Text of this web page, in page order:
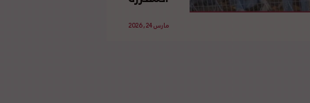
الخاصة
مارس 24, 2026